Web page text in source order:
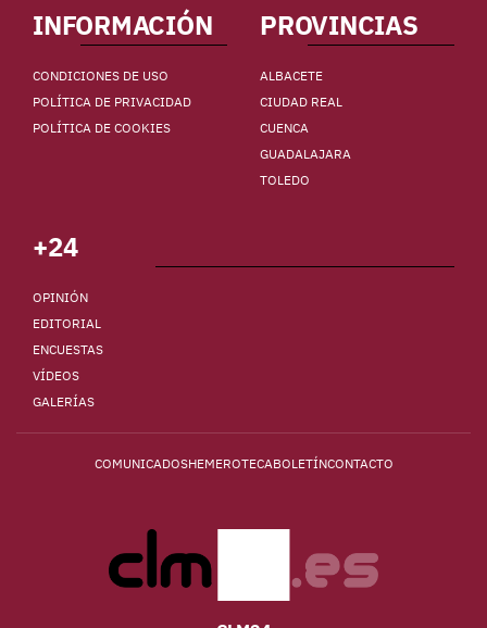
INFORMACIÓN
CONDICIONES DE USO
POLÍTICA DE PRIVACIDAD
POLÍTICA DE COOKIES
PROVINCIAS
ALBACETE
CIUDAD REAL
CUENCA
GUADALAJARA
TOLEDO
+24
OPINIÓN
EDITORIAL
ENCUESTAS
VÍDEOS
GALERÍAS
COMUNICADOSHEMEROTECABOLETÍNCONTACTO